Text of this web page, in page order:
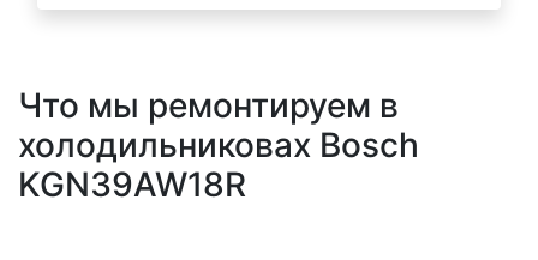
Что мы ремонтируем в
холодильниковах Bosch
KGN39AW18R